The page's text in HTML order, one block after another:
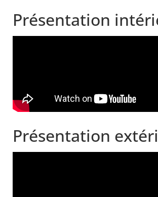
Présentation
Présentation